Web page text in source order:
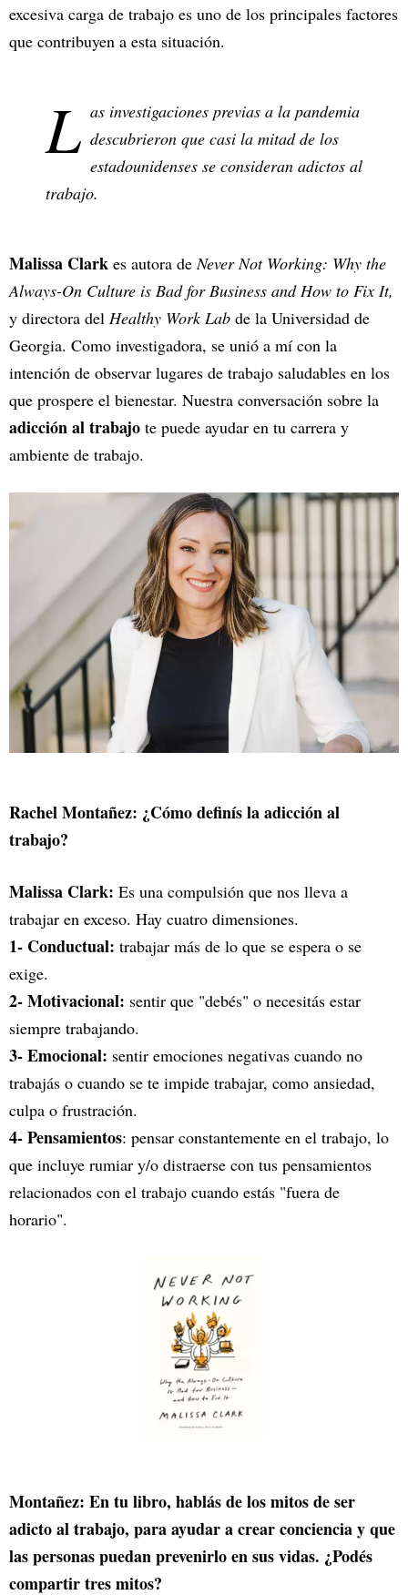
excesiva carga de trabajo es uno de los principales factores
que contribuyen a esta situación.
L as investigaciones previas a la pandemia
descubrieron que casi la mitad de los
estadounidenses se consideran adictos al
trabajo.
Malissa Clark es autora deNever Not Working: Why the
Always-On Culture is Bad for Business and How to Fix It,
y directora del Healthy Work Lab de la Universidad de
Georgia. Como investigadora, se unió a mí con la
intención de observar lugares de trabajo saludables en los
que prospere el bienestar. Nuestra conversación sobre la
adicción al trabajo te puede ayudar en tu carrera y
ambiente de trabajo.
Rachel Montañez: ¿Cómo definís la adicción al
trabajo?
Malissa Clark: Es una compulsión que nos lleva a
trabajar en exceso. Hay cuatro dimensiones.
1- Conductual: trabajar más de lo que se espera o se
exige.
2- Motivacional: sentir que "debés" o necesitás estar
siempre trabajando.
3- Emocional: sentir emociones negativas cuando no
trabajás o cuando se te impide trabajar, como ansiedad,
culpa o frustración.
4- Pensamientos: pensar constantemente en el trabajo, lo
que incluye rumiar y/o distraerse con tus pensamientos
relacionados con el trabajo cuando estás "fuera de
horario".
Montañez: En tu libro, hablás de los mitos de ser
adicto al trabajo, para ayudar a crear conciencia y que
las personas puedan prevenirlo en sus vidas. ¿Podés
compartir tres mitos?